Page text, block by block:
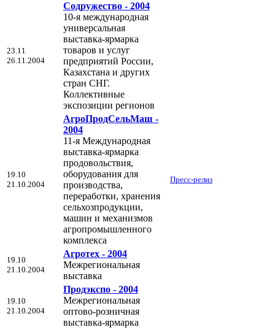
23.11
26.11.2004
Содружество - 2004
10-я международная
универсальная
выставка-ярмарка
товаров и услуг
предприятий России,
Казахстана и других
стран СНГ.
Коллективные
экспозиции регионов
19.10
21.10.2004
АгроПродСельМаш -
2004
11-я Международная
выставка-ярмарка
продовольствия,
оборудования для
производства,
переработки, хранения
сельхозпродукции,
машин и механизмов
агропромышленного
комплекса
Пресс-релиз
19.10
21.10.2004
Агротех - 2004
Межрегиональная
выставка
19.10
21.10.2004
Продэкспо - 2004
Межрегиональная
оптово-розничная
выставка-ярмарка